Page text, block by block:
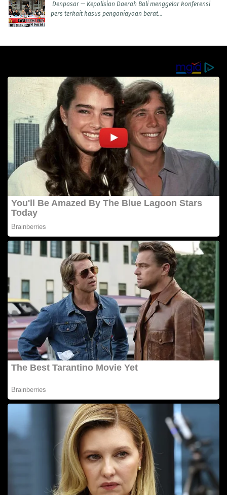
Denpasar — Kepolisian Daerah Bali menggelar konferensi
pers terkait kasus penganiayaan berat...